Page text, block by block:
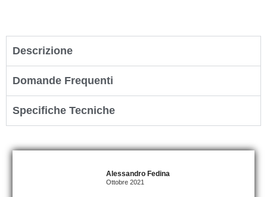
Descrizione
Domande Frequenti
Specifiche Tecniche
Alessandro Fedina
Ottobre 2021